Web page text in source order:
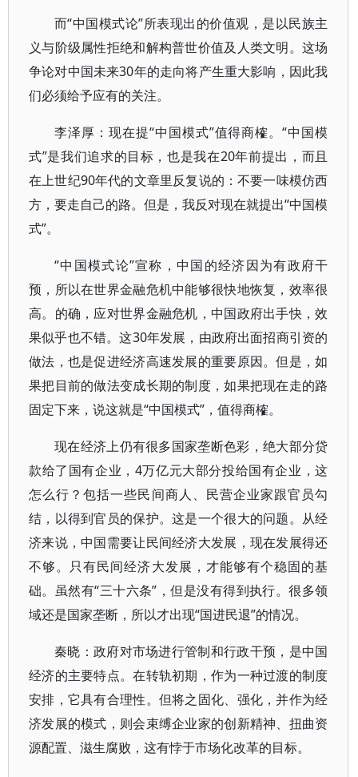
而“中国模式论”所表现出的价值观，是以民族主
义与阶级属性拒绝和解构普世价值及人类文明。这场
争论对中国未来30年的走向将产生重大影响，因此我
们必须给予应有的关注。
李泽厚：现在提“中国模式”值得商榷。“中国模
式”是我们追求的目标，也是我在20年前提出，而且
在上世纪90年代的文章里反复说的：不要一味模仿西
方，要走自己的路。但是，我反对现在就提出“中国模
式”。
“中国模式论”宣称，中国的经济因为有政府干
预，所以在世界金融危机中能够很快地恢复，效率很
高。的确，应对世界金融危机，中国政府出手快，效
果似乎也不错。这30年发展，由政府出面招商引资的
做法，也是促进经济高速发展的重要原因。但是，如
果把目前的做法变成长期的制度，如果把现在走的路
固定下来，说这就是“中国模式”，值得商榷。
现在经济上仍有很多国家垄断色彩，绝大部分贷
款给了国有企业，4万亿元大部分投给国有企业，这
怎么行？包括一些民间商人、民营企业家跟官员勾
结，以得到官员的保护。这是一个很大的问题。从经
济来说，中国需要让民间经济大发展，现在发展得还
不够。只有民间经济大发展，才能够有个稳固的基
础。虽然有“三十六条”，但是没有得到执行。很多领
域还是国家垄断，所以才出现“国进民退”的情况。
秦晓：政府对市场进行管制和行政干预，是中国
经济的主要特点。在转轨初期，作为一种过渡的制度
安排，它具有合理性。但将之固化、强化，并作为经
济发展的模式，则会束缚企业家的创新精神、扭曲资
源配置、滋生腐败，这有悖于市场化改革的目标。